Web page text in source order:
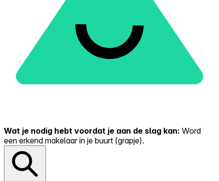
Wat je nodig hebt voordat je aan de slag kan: Word
een erkend makelaar in je buurt (grapje).